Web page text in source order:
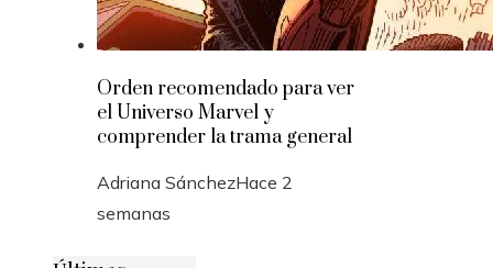
Orden recomendado para ver
el Universo Marvel y
comprender la trama general
Adriana SánchezHace 2
semanas